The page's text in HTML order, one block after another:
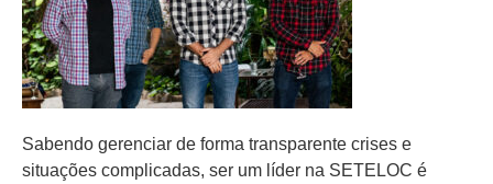
Sabendo gerenciar de forma transparente crises e
situações complicadas, ser um líder na SETELOC é